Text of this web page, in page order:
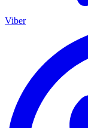
Viber